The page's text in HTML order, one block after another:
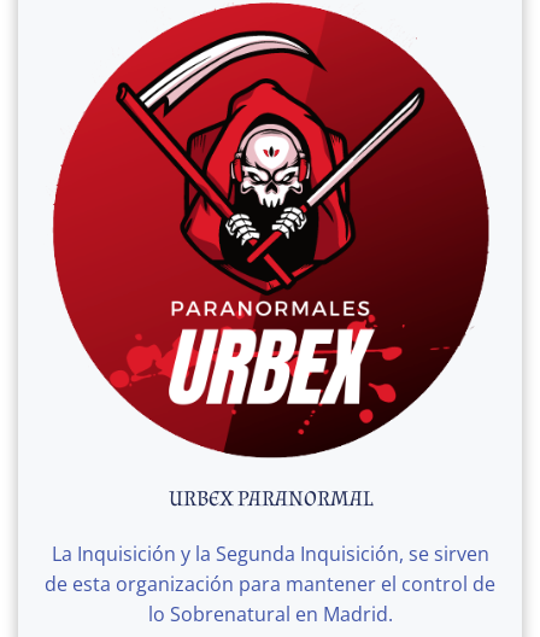
URBEX PARANORMAL
La Inquisición y la Segunda Inquisición, se sirven
de esta organización para mantener el control de
lo Sobrenatural en Madrid.